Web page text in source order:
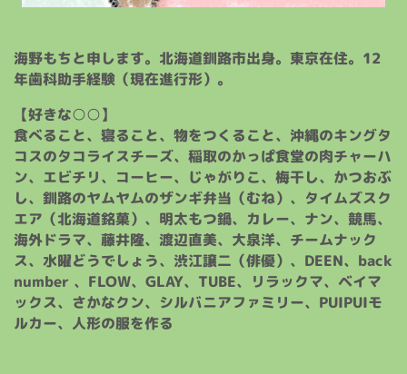
海野もちと申します。北海道釧路市出身。東京在住。12
年歯科助手経験（現在進行形）。
【好きな○○】
食べること、寝ること、物をつくること、沖縄のキングタ
コスのタコライスチーズ、稲取のかっぱ食堂の肉チャーハ
ン、エビチリ、コーヒー、じゃがりこ、梅干し、かつおぶ
し、釧路のヤムヤムのザンギ弁当（むね）、タイムズスク
エア（北海道銘菓）、明太もつ鍋、カレー、ナン、競馬、
海外ドラマ、藤井隆、渡辺直美、大泉洋、チームナック
ス、水曜どうでしょう、渋江譲二（俳優）、DEEN、back
number 、FLOW、GLAY、TUBE、リラックマ、ベイマ
ックス、さかなクン、シルバニアファミリー、PUIPUIモ
ルカー、人形の服を作る